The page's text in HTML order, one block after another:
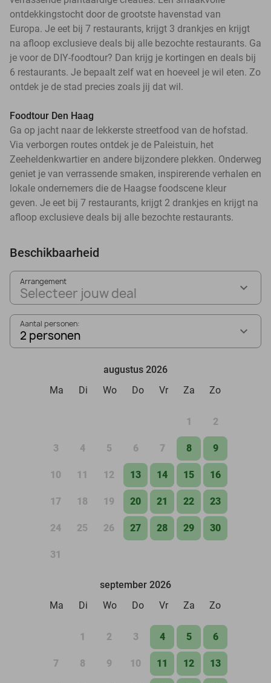
ontdekkingstocht door de grootste havenstad van
Europa. Je eet bij 7 restaurants, krijgt 3 drankjes en krijgt
na afloop exclusieve deals bij alle bezochte restaurants. Ga
je voor de DIY-foodtour? Dan krijg je kortingen en deals bij
6 restaurants. Je bepaalt zelf wat en hoeveel je wil eten. Zo
ontdek je de stad precies zoals jij dat wil.
Foodtour Den Haag
Ga op jacht naar de lekkerste streetfood van de hofstad.
Via verborgen routes ontdek je de Paleistuin, het
Zeeheldenkwartier en andere bijzondere plekken. Onderweg
geniet je van verrassende smaken, inspirerende verhalen en
lokale ondernemers die de Haagse foodscene kleur
geven. Je eet bij 7 restaurants, krijgt 2 drankjes en krijgt na
afloop exclusieve deals bij alle bezochte restaurants.
Beschikbaarheid
Arrangement
Selecteer jouw deal
Aantal personen:
2 personen
augustus 2026
Ma
Di Wo Do Vr Za Zo
1 2
3 4 5 6 7 8 9
10 11 12 13 14 15 16
17 18 19 20 21 22 23
24 25 26 27 28 29 30
31
september 2026
Ma
Di Wo Do Vr Za Zo
1 2 3 4 5 6
7 8 9 10 11 12 13